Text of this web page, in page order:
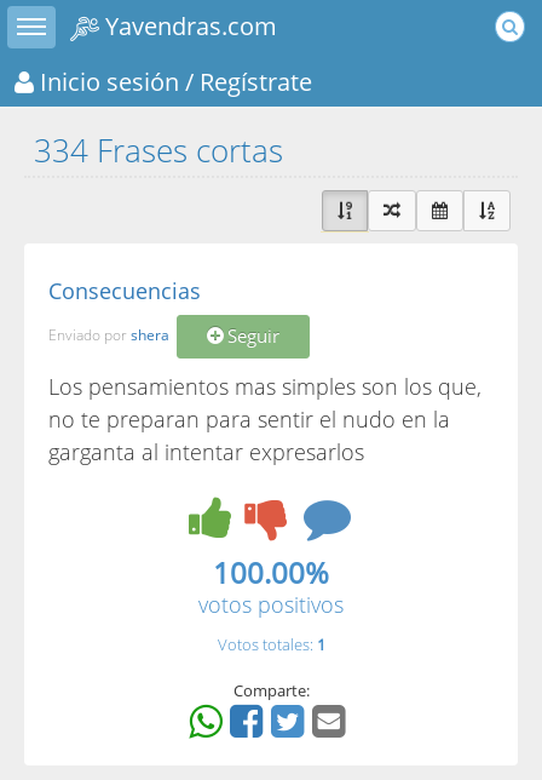
Toggle sidebar
Yavendras.com
Inicio sesión / Regístrate
334 Frases cortas
Consecuencias
Enviado por shera Seguir
Los pensamientos mas simples son los que,
no te preparan para sentir el nudo en la
garganta al intentar expresarlos
100.00%
votos positivos
Votos totales: 1
Comparte: